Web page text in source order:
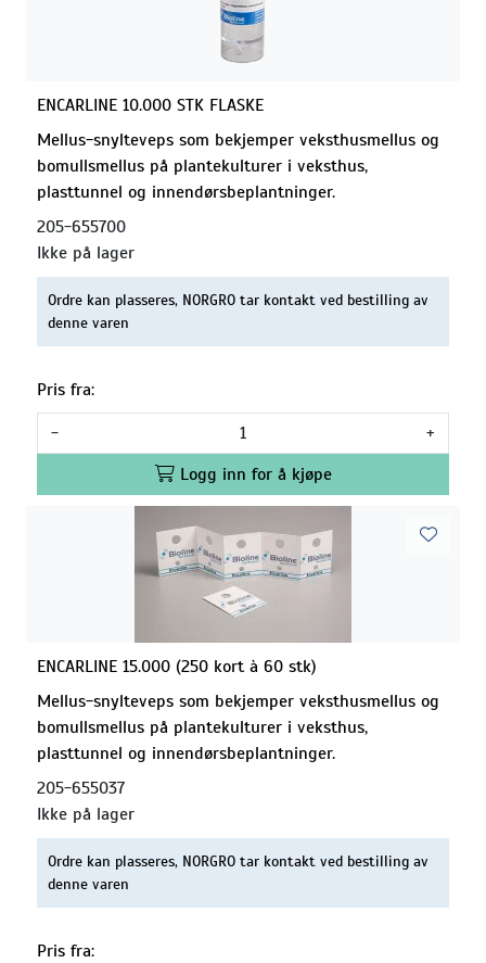
ENCARLINE 10.000 STK FLASKE
Mellus-snylteveps som bekjemper veksthusmellus og
bomullsmellus på plantekulturer i veksthus,
plasttunnel og innendørsbeplantninger.
205-655700
Ikke på lager
Ordre kan plasseres, NORGRO tar kontakt ved bestilling av
denne varen
Pris fra:
-
+
Logg inn for å kjøpe
ENCARLINE 15.000 (250 kort à 60 stk)
Mellus-snylteveps som bekjemper veksthusmellus og
bomullsmellus på plantekulturer i veksthus,
plasttunnel og innendørsbeplantninger.
205-655037
Ikke på lager
Ordre kan plasseres, NORGRO tar kontakt ved bestilling av
denne varen
Pris fra: